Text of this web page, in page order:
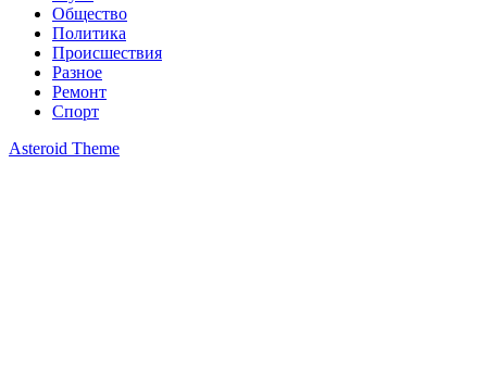
Общество
Политика
Происшествия
Разное
Ремонт
Спорт
Asteroid Theme